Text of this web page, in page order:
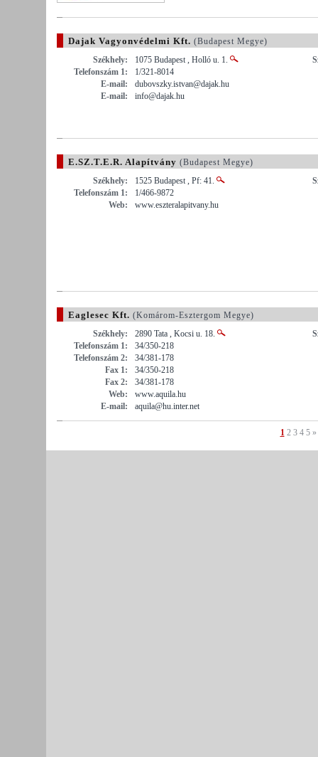
Dajak Vagyonvédelmi Kft. (Budapest Megye)
Székhely:
1075 Budapest , Holló u. 1.
Telefonszám 1:
1/321-8014
E-mail:
dubovszky.istvan@dajak.hu
E-mail:
info@dajak.hu
E.SZ.T.E.R. Alapítvány (Budapest Megye)
Székhely:
1525 Budapest , Pf: 41.
Telefonszám 1:
1/466-9872
Web:
www.eszteralapitvany.hu
Eaglesec Kft. (Komárom-Esztergom Megye)
Székhely:
2890 Tata , Kocsi u. 18.
Telefonszám 1:
34/350-218
Telefonszám 2:
34/381-178
Fax 1:
34/350-218
Fax 2:
34/381-178
Web:
www.aquila.hu
E-mail:
aquila@hu.inter.net
1 2 3 4 5 »